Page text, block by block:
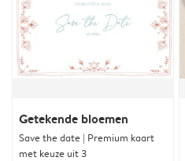
Getekende bloemen
Save the date | Premium kaart
met keuze uit 3